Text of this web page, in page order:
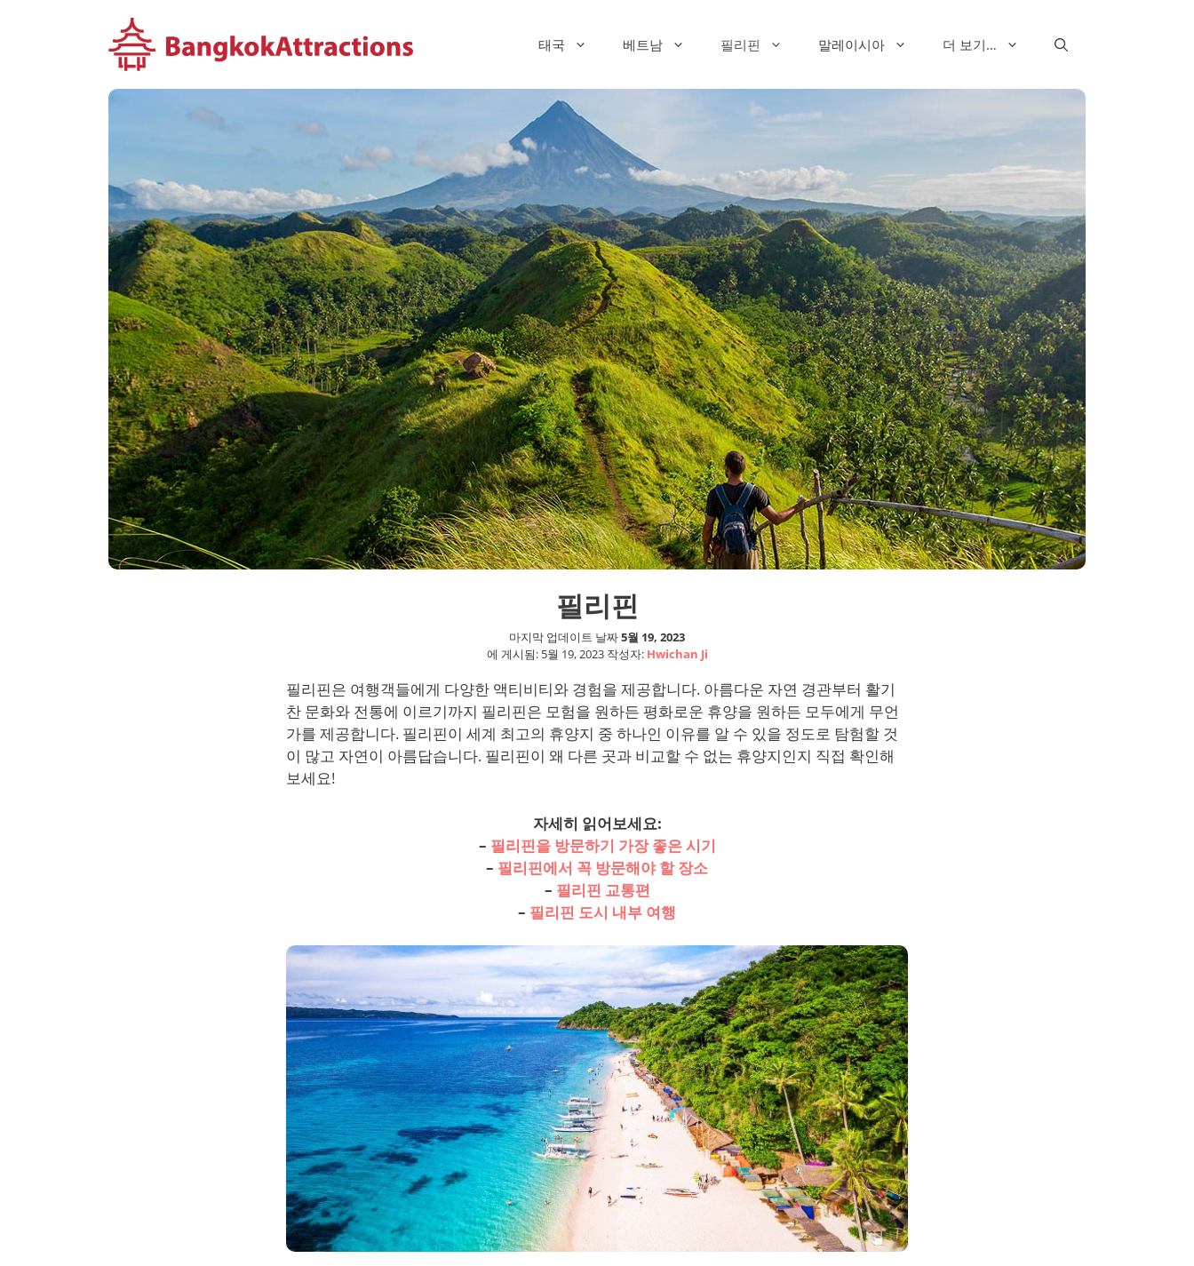
태국 베트남 필리핀 말레이시아 더 보기…
필리핀
마지막 업데이트 날짜5월 19, 2023
에 게시됨: 5월 19, 2023 작성자: Hwichan Ji
필리핀은 여행객들에게 다양한 액티비티와 경험을 제공합니다. 아름다운 자연 경관부터 활기
찬 문화와 전통에 이르기까지 필리핀은 모험을 원하든 평화로운 휴양을 원하든 모두에게 무언
가를 제공합니다. 필리핀이 세계 최고의 휴양지 중 하나인 이유를 알 수 있을 정도로 탐험할 것
이 많고 자연이 아름답습니다. 필리핀이 왜 다른 곳과 비교할 수 없는 휴양지인지 직접 확인해
보세요!
자세히 읽어보세요:
– 필리핀을 방문하기 가장 좋은 시기
– 필리핀에서 꼭 방문해야 할 장소
– 필리핀 교통편
– 필리핀 도시 내부 여행